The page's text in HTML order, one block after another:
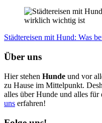
Städ­te­rei­sen mit Hund: Was
Über uns
Hier stehen Hunde und vor
zu Hause im Mittelpunkt.
alles über Hunde und alles
uns erfahren!